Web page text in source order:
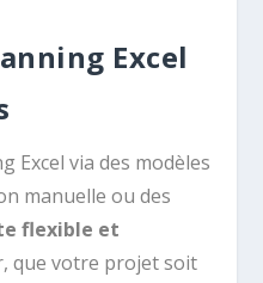
Excel
Excel via des modèles
manuelle ou des
flexible et
que votre projet soit